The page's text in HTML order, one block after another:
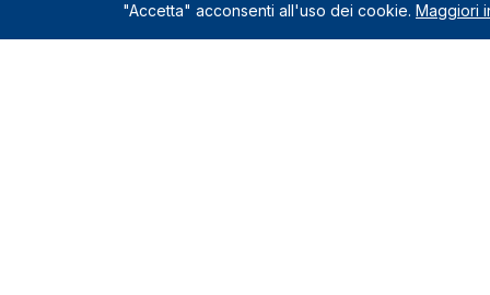
"Accetta" acconsenti all'uso dei cookie. Maggiori